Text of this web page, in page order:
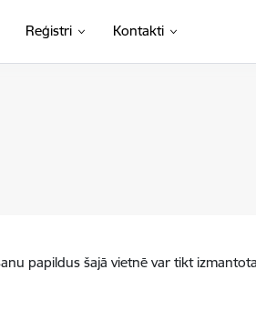
Reģistri Kontakti
papildus šajā vietnē var tikt